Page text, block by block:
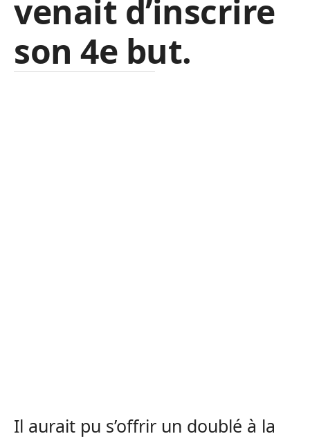
venait d’inscrire
son 4e but.
Il aurait pu s’offrir un doublé à la